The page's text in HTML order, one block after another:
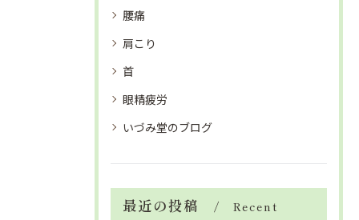
腰痛
肩こり
首
眼精疲労
いづみ堂のブログ
最近の投稿
Recent